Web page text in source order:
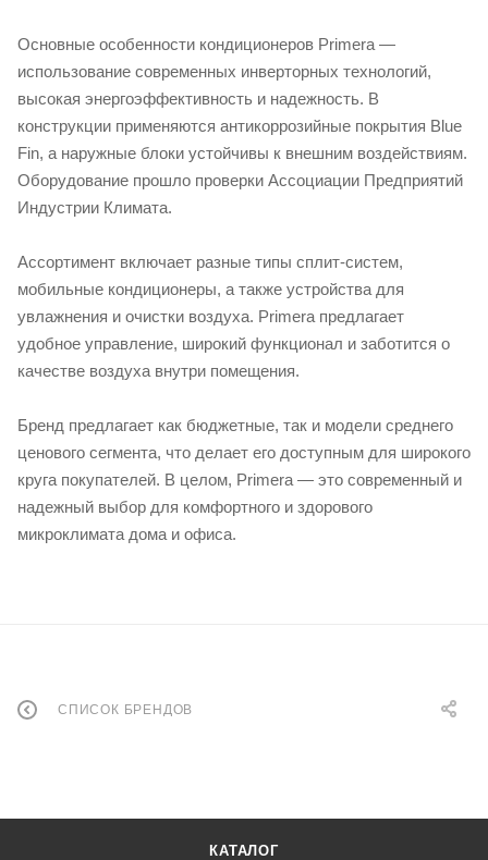
Основные особенности кондиционеров Primera —
использование современных инверторных технологий,
высокая энергоэффективность и надежность. В
конструкции применяются антикоррозийные покрытия Blue
Fin, а наружные блоки устойчивы к внешним воздействиям.
Оборудование прошло проверки Ассоциации Предприятий
Индустрии Климата.
Ассортимент включает разные типы сплит-систем,
мобильные кондиционеры, а также устройства для
увлажнения и очистки воздуха. Primera предлагает
удобное управление, широкий функционал и заботится о
качестве воздуха внутри помещения.
Бренд предлагает как бюджетные, так и модели среднего
ценового сегмента, что делает его доступным для широкого
круга покупателей. В целом, Primera — это современный и
надежный выбор для комфортного и здорового
микроклимата дома и офиса.
СПИСОК БРЕНДОВ
КАТАЛОГ